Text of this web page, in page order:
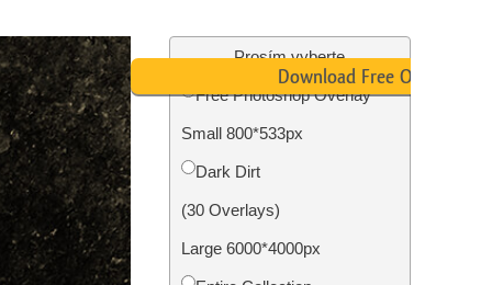
nemovitostí
Foto Obnovení Služby
Prosím vyberte
Free Photoshop Overlay
Small 800*533px
Dark Dirt
(30 Overlays)
Large 6000*4000px
Download Free Overlay